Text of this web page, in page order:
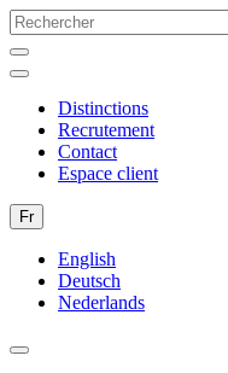
Distinctions
Recrutement
Contact
Espace client
Fr
English
Deutsch
Nederlands